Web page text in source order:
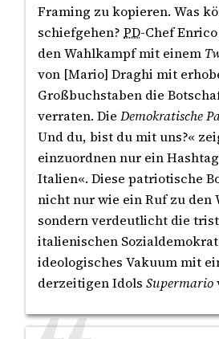
Framing zu kopieren. Was
schiefgehen? PD-Chef
den Wahlkampf mit einem
von [Mario] Draghi mit
Großbuchstaben die
verraten. Die Demokratische
Und du, bist du mit uns?«
einzuordnen nur ein
Italien«. Diese patriotische
nicht nur wie ein Ruf zu den
sondern verdeutlicht die
italienischen
ideologisches Vakuum mit
derzeitigen Idols Supermario